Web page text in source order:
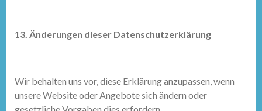
13. Änderungen dieser Datenschutzerklärung
Wir behalten uns vor, diese Erklärung anzupassen, wenn
unsere Website oder Angebote sich ändern oder